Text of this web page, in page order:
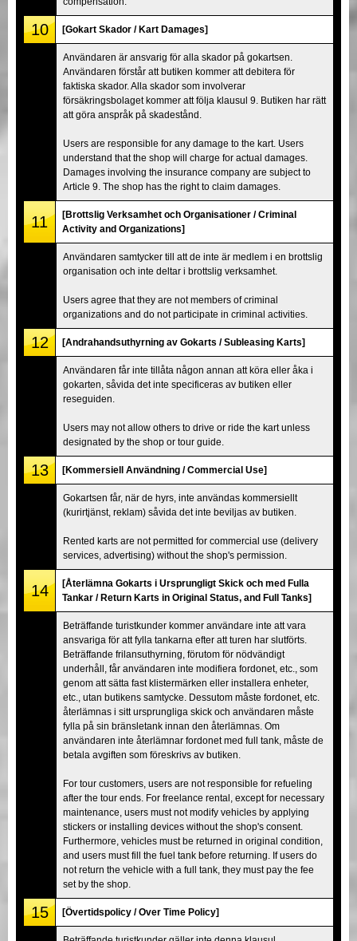
10 [Gokart Skador / Kart Damages]
Användaren är ansvarig för alla skador på gokartsen.
Användaren förstår att butiken kommer att debitera för
faktiska skador. Alla skador som involverar
försäkringsbolaget kommer att följa klausul 9. Butiken har rätt
att göra anspråk på skadestånd.
Users are responsible for any damage to the kart. Users
understand that the shop will charge for actual damages.
Damages involving the insurance company are subject to
Article 9. The shop has the right to claim damages.
11
[Brottslig Verksamhet och Organisationer / Criminal
Activity and Organizations]
Användaren samtycker till att de inte är medlem i en brottslig
organisation och inte deltar i brottslig verksamhet.
Users agree that they are not members of criminal
organizations and do not participate in criminal activities.
12 [Andrahandsuthyrning av Gokarts / Subleasing Karts]
Användaren får inte tillåta någon annan att köra eller åka i
gokarten, såvida det inte specificeras av butiken eller
reseguiden.
Users may not allow others to drive or ride the kart unless
designated by the shop or tour guide.
13 [Kommersiell Användning / Commercial Use]
Gokartsen får, när de hyrs, inte användas kommersiellt
(kurirtjänst, reklam) såvida det inte beviljas av butiken.
Rented karts are not permitted for commercial use (delivery
services, advertising) without the shop's permission.
14
[Återlämna Gokarts i Ursprungligt Skick och med Fulla
Tankar / Return Karts in Original Status, and Full Tanks]
Beträffande turistkunder kommer användare inte att vara
ansvariga för att fylla tankarna efter att turen har slutförts.
Beträffande frilansuthyrning, förutom för nödvändigt
underhåll, får användaren inte modifiera fordonet, etc., som
genom att sätta fast klistermärken eller installera enheter,
etc., utan butikens samtycke. Dessutom måste fordonet, etc.
återlämnas i sitt ursprungliga skick och användaren måste
fylla på sin bränsletank innan den återlämnas. Om
användaren inte återlämnar fordonet med full tank, måste de
betala avgiften som föreskrivs av butiken.
For tour customers, users are not responsible for refueling
after the tour ends. For freelance rental, except for necessary
maintenance, users must not modify vehicles by applying
stickers or installing devices without the shop's consent.
Furthermore, vehicles must be returned in original condition,
and users must fill the fuel tank before returning. If users do
not return the vehicle with a full tank, they must pay the fee
set by the shop.
15 [Övertidspolicy / Over Time Policy]